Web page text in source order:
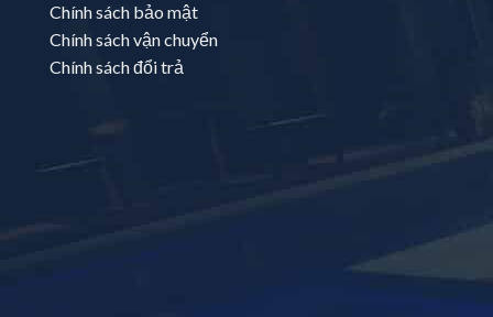
Chính sách bảo mật
Chính sách vận chuyển
Chính sách đổi trả